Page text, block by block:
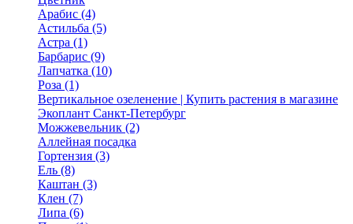
Арабис (4)
Астильба (5)
Астра (1)
Барбарис (9)
Лапчатка (10)
Роза (1)
Вертикальное озеленение | Купить растения в магазине
Экоплант Санкт-Петербург
Можжевельник (2)
Аллейная посадка
Гортензия (3)
Ель (8)
Каштан (3)
Клен (7)
Липа (6)